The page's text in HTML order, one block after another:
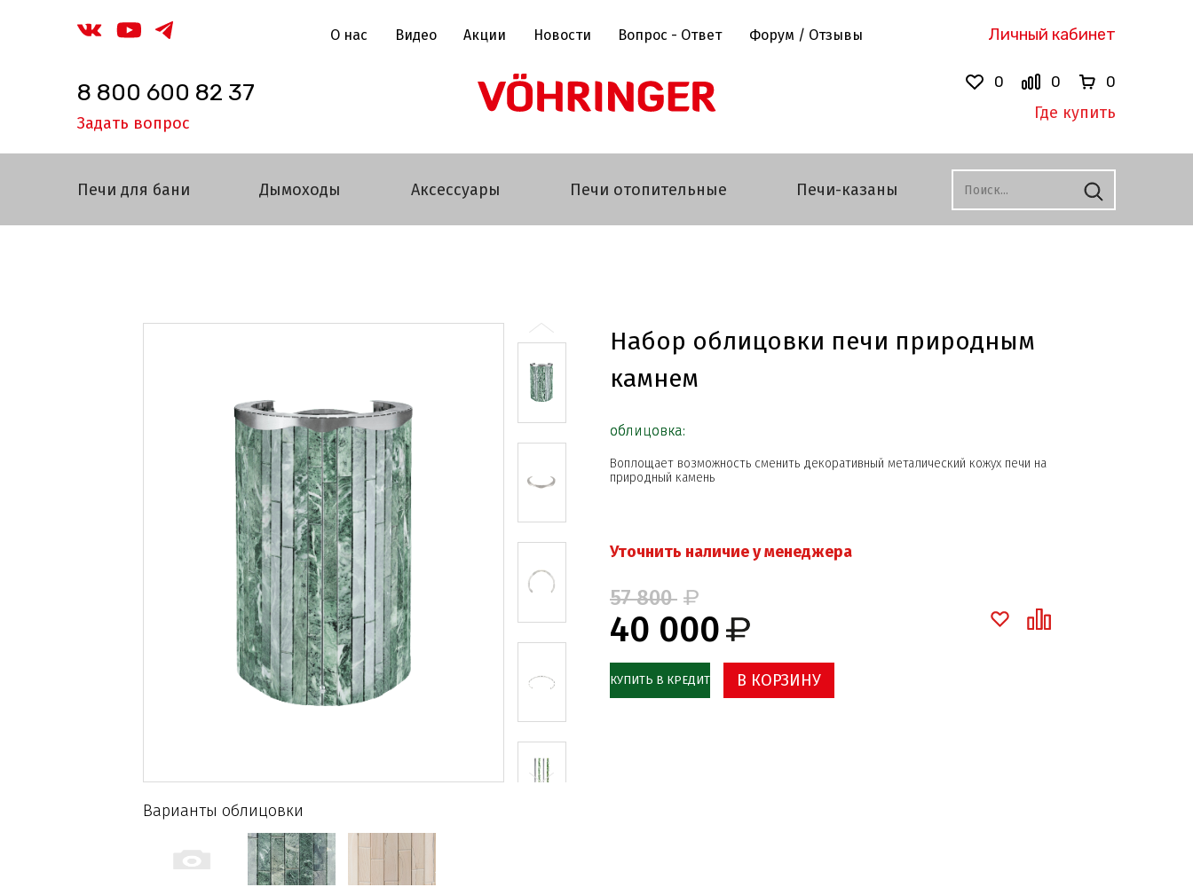
8 800 600 82 37
Задать вопрос
О нас Видео Акции Новости Вопрос - Ответ Форум / Отзывы Личный кабинет
0 0 0
Где купить
Печи для бани Дымоходы Аксессуары Печи отопительные Печи-казаны
Набор облицовки печи природным
камнем
облицовка:
Воплощает возможность сменить декоративный металический кожух печи на
природный камень
Уточнить наличие у менеджера
57 800
40 000
КУПИТЬ В КРЕДИТ В КОРЗИНУ
Варианты облицовки